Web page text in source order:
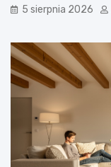
5 sierpnia 2026